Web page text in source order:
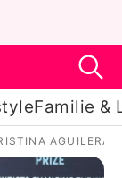
Familie &
AGUILERA